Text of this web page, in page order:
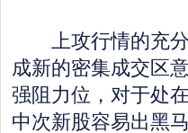
上攻行情的充分
成新的密集成交区
强阻力位，对于处
中次新股容易出黑